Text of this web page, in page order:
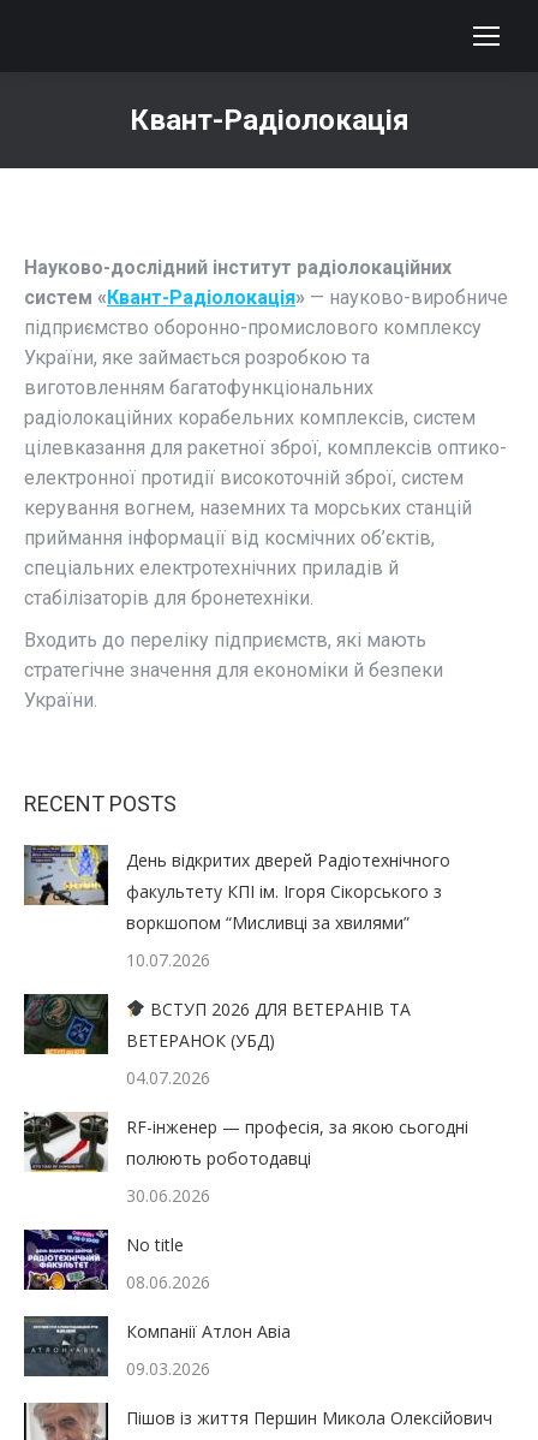
Квант-Радіолокація
Науково-дослідний інститут радіолокаційних
систем «Квант-Радіолокація» — науково-виробниче
підприємство оборонно-промислового комплексу
України, яке займається розробкою та
виготовленням багатофункціональних
радіолокаційних корабельних комплексів, систем
цілевказання для ракетної зброї, комплексів оптико-
електронної протидії високоточній зброї, систем
керування вогнем, наземних та морських станцій
приймання інформації від космічних об’єктів,
спеціальних електротехнічних приладів й
стабілізаторів для бронетехніки.
Входить до переліку підприємств, які мають
стратегічне значення для економіки й безпеки
України.
RECENT POSTS
День відкритих дверей Радіотехнічного
факультету КПІ ім. Ігоря Сікорського з
воркшопом “Мисливці за хвилями”
10.07.2026
ВСТУП 2026 ДЛЯ ВЕТЕРАНІВ ТА
ВЕТЕРАНОК (УБД)
04.07.2026
RF-інженер — професія, за якою сьогодні
полюють роботодавці
30.06.2026
No title
08.06.2026
Компанії Атлон Авіа
09.03.2026
Пішов із життя Першин Микола Олексійович